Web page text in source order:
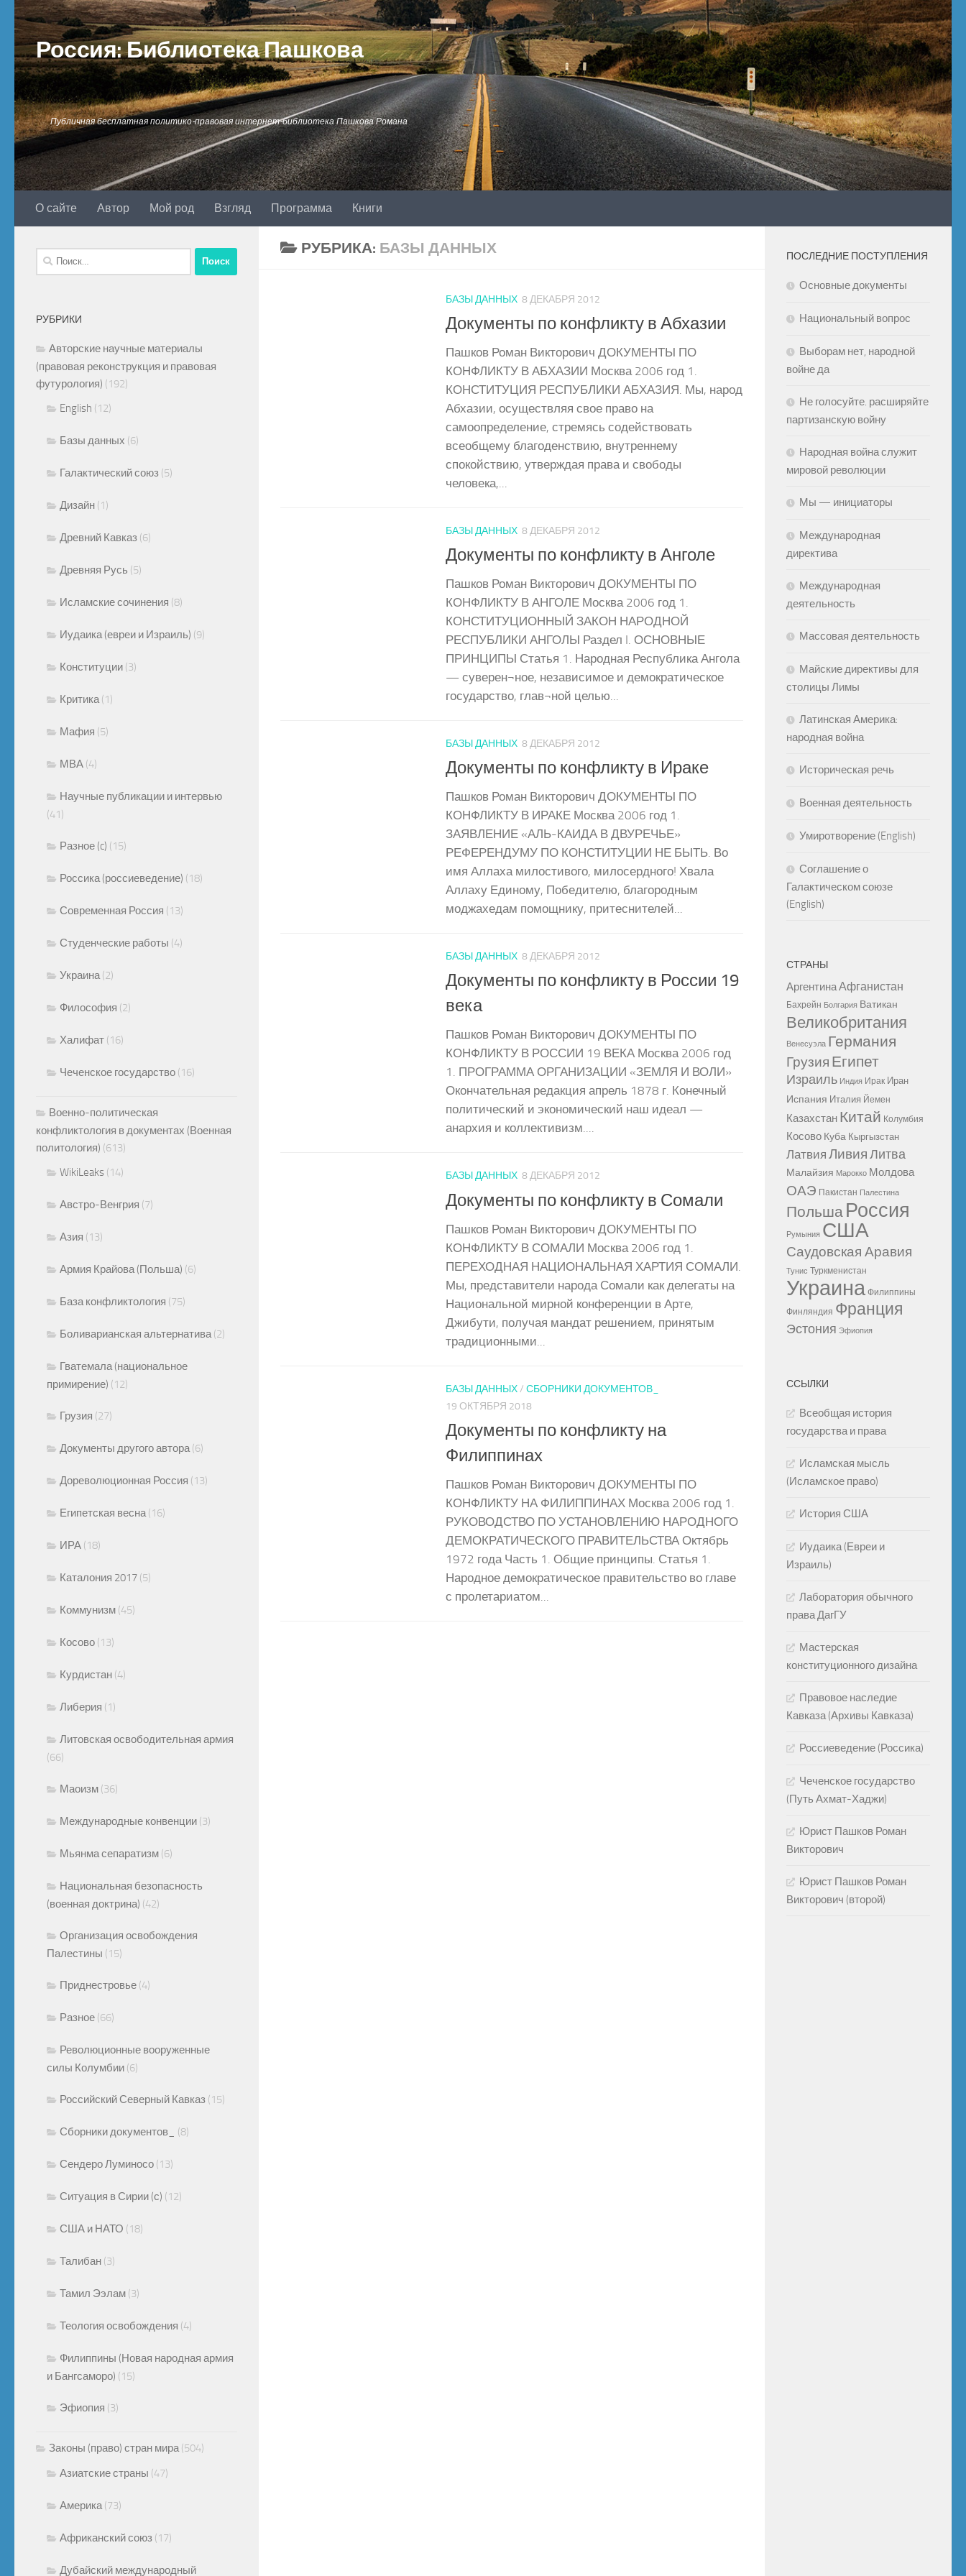
Перейти к содержимому
Россия: Библиотека Пашкова
Публичная бесплатная политико-правовая интернет-библиотека Пашкова Романа
О сайте Автор Мой род Взгляд Программа Книги
РУБРИКА: БАЗЫ ДАННЫХ
БАЗЫ ДАННЫХ 8 ДЕКАБРЯ 2012
Документы по конфликту в Абхазии
Пашков Роман Викторович ДОКУМЕНТЫ ПО
КОНФЛИКТУ В АБХАЗИИ Москва 2006 год 1.
КОНСТИТУЦИЯ РЕСПУБЛИКИ АБХАЗИЯ. Мы, народ
Абхазии, осуществляя свое право на
самоопределение, стремясь содействовать
всеобщему благоденствию, внутреннему
спокойствию, утверждая права и свободы
человека,...
БАЗЫ ДАННЫХ 8 ДЕКАБРЯ 2012
Документы по конфликту в Анголе
Пашков Роман Викторович ДОКУМЕНТЫ ПО
КОНФЛИКТУ В АНГОЛЕ Москва 2006 год 1.
КОНСТИТУЦИОННЫЙ ЗАКОН НАРОДНОЙ
РЕСПУБЛИКИ АНГОЛЫ Раздел I. ОСНОВНЫЕ
ПРИНЦИПЫ Статья 1. Народная Республика Ангола
— суверен¬ное, независимое и демократическое
государство, глав¬ной целью...
БАЗЫ ДАННЫХ 8 ДЕКАБРЯ 2012
Документы по конфликту в Ираке
Пашков Роман Викторович ДОКУМЕНТЫ ПО
КОНФЛИКТУ В ИРАКЕ Москва 2006 год 1.
ЗАЯВЛЕНИЕ «АЛЬ-КАИДА В ДВУРЕЧЬЕ»
РЕФЕРЕНДУМУ ПО КОНСТИТУЦИИ НЕ БЫТЬ. Во
имя Аллаха милостивого, милосердного! Хвала
Аллаху Единому, Победителю, благородным
моджахедам помощнику, притеснителей...
БАЗЫ ДАННЫХ 8 ДЕКАБРЯ 2012
Документы по конфликту в России 19
века
Пашков Роман Викторович ДОКУМЕНТЫ ПО
КОНФЛИКТУ В РОССИИ 19 ВЕКА Москва 2006 год
1. ПРОГРАММА ОРГАНИЗАЦИИ «ЗЕМЛЯ И ВОЛИ»
Окончательная редакция апрель 1878 г. Конечный
политический и экономический наш идеал —
анархия и коллективизм....
БАЗЫ ДАННЫХ 8 ДЕКАБРЯ 2012
Документы по конфликту в Сомали
Пашков Роман Викторович ДОКУМЕНТЫ ПО
КОНФЛИКТУ В СОМАЛИ Москва 2006 год 1.
ПЕРЕХОДНАЯ НАЦИОНАЛЬНАЯ ХАРТИЯ СОМАЛИ.
Мы, представители народа Сомали как делегаты на
Национальной мирной конференции в Арте,
Джибути, получая мандат решением, принятым
традиционными...
БАЗЫ ДАННЫХ/ СБОРНИКИ ДОКУМЕНТОВ_
19 ОКТЯБРЯ 2018
Документы по конфликту на
Филиппинах
Пашков Роман Викторович ДОКУМЕНТЫ ПО
КОНФЛИКТУ НА ФИЛИППИНАХ Москва 2006 год 1.
РУКОВОДСТВО ПО УСТАНОВЛЕНИЮ НАРОДНОГО
ДЕМОКРАТИЧЕСКОГО ПРАВИТЕЛЬСТВА Октябрь
1972 года Часть 1. Общие принципы. Статья 1.
Народное демократическое правительство во главе
с пролетариатом...
Найти:
РУБРИКИ
Авторские научные материалы
(правовая реконструкция и правовая
футурология) (192)
English (12)
Базы данных (6)
Галактический союз (5)
Дизайн (1)
Древний Кавказ (6)
Древняя Русь (5)
Исламские сочинения (8)
Иудаика (евреи и Израиль) (9)
Конституции (3)
Критика (1)
Мафия (5)
МВА (4)
Научные публикации и интервью
(41)
Разное (c) (15)
Россика (россиеведение) (18)
Современная Россия (13)
Студенческие работы (4)
Украина (2)
Философия (2)
Халифат (16)
Чеченское государство (16)
Военно-политическая
конфликтология в документах (Военная
политология) (613)
WikiLeaks (14)
Австро-Венгрия (7)
Азия (13)
Армия Крайова (Польша) (6)
База конфликтология (75)
Боливарианская альтернатива (2)
Гватемала (национальное
примирение) (12)
Грузия (27)
Документы другого автора (6)
Дореволюционная Россия (13)
Египетская весна (16)
ИРА (18)
Каталония 2017 (5)
Коммунизм (45)
Косово (13)
Курдистан (4)
Либерия (1)
Литовская освободительная армия
(66)
Маоизм (36)
Международные конвенции (3)
Мьянма сепаратизм (6)
Национальная безопасность
(военная доктрина) (42)
Организация освобождения
Палестины (15)
Приднестровье (4)
Разное (66)
Революционные вооруженные
силы Колумбии (6)
Российский Северный Кавказ (15)
Сборники документов_ (8)
Сендеро Луминосо (13)
Ситуация в Сирии (с) (12)
США и НАТО (18)
Талибан (3)
Тамил Ээлам (3)
Теология освобождения (4)
Филиппины (Новая народная армия
и Бангсаморо) (15)
Эфиопия (3)
Законы (право) стран мира (504)
Азиатские страны (47)
Америка (73)
Африканский союз (17)
Дубайский международный
ПОСЛЕДНИЕ ПОСТУПЛЕНИЯ
Основные документы
Национальный вопрос
Выборам нет, народной
войне да
Не голосуйте. расширяйте
партизанскую войну
Народная война служит
мировой революции
Мы — инициаторы
Международная
директива
Международная
деятельность
Массовая деятельность
Майские директивы для
столицы Лимы
Латинская Америка:
народная война
Историческая речь
Военная деятельность
Умиротворение (English)
Соглашение о
Галактическом союзе
(English)
СТРАНЫ
АргентинаАфганистан
Бахрейн Болгария Ватикан
Великобритания
Венесуэла Германия
Грузия Египет
Израиль Индия Ирак Иран
Испания Италия Йемен
Казахстан Китай Колумбия
Косово Куба Кыргызстан
Латвия ЛивияЛитва
Малайзия Марокко Молдова
ОАЭ Пакистан Палестина
Польша Россия
Румыния США
Саудовская Аравия
Тунис Туркменистан
Украина Филиппины
Финляндия Франция
Эстония Эфиопия
ССЫЛКИ
Всеобщая история
государства и права
Исламская мысль
(Исламское право)
История США
Иудаика (Евреи и
Израиль)
Лаборатория обычного
права ДагГУ
Мастерская
конституционного дизайна
Правовое наследие
Кавказа (Архивы Кавказа)
Россиеведение (Россика)
Чеченское государство
(Путь Ахмат-Хаджи)
Юрист Пашков Роман
Викторович
Юрист Пашков Роман
Викторович (второй)